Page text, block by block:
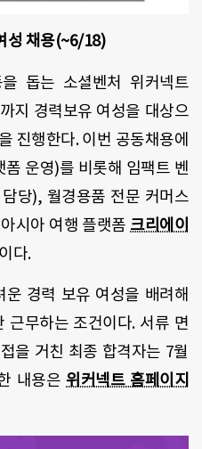
성 채용(~6/18)
돕는 소셜벤처 위커넥트
지 경력보유 여성을 대상으
진행한다. 이번 공동채용에
폼 운영)를 비롯해 임팩트 벤
당), 월경용품 전문 커머스
시아 여행 플랫폼 크리에이
다.
경력 보유 여성을 배려해
근무하는 조건이다. 서류 면
을 거친 최종 합격자는 7월
내용은위커넥트 홈페이지